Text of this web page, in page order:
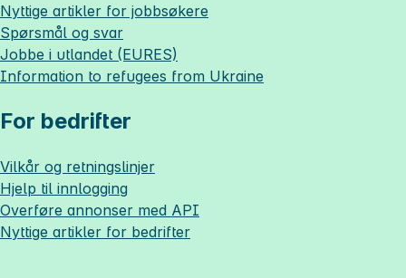
Nyttige artikler for jobbsøkere
Spørsmål og svar
Jobbe i utlandet (EURES)
Information to refugees from Ukraine
For bedrifter
Vilkår og retningslinjer
Hjelp til innlogging
Overføre annonser med API
Nyttige artikler for bedrifter